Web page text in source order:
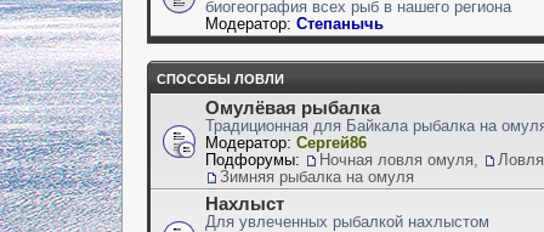
биогеография всех рыб в нашего региона
Модератор: Степанычь
СПОСОБЫ ЛОВЛИ
Омулёвая рыбалка
Традиционная для Байкала рыбалка на
Модератор: Сергей86
Подфорумы:
Ночная ловля омуля
Зимняя рыбалка на омуля
Нахлыст
Для увлеченных рыбалкой нахлыстом